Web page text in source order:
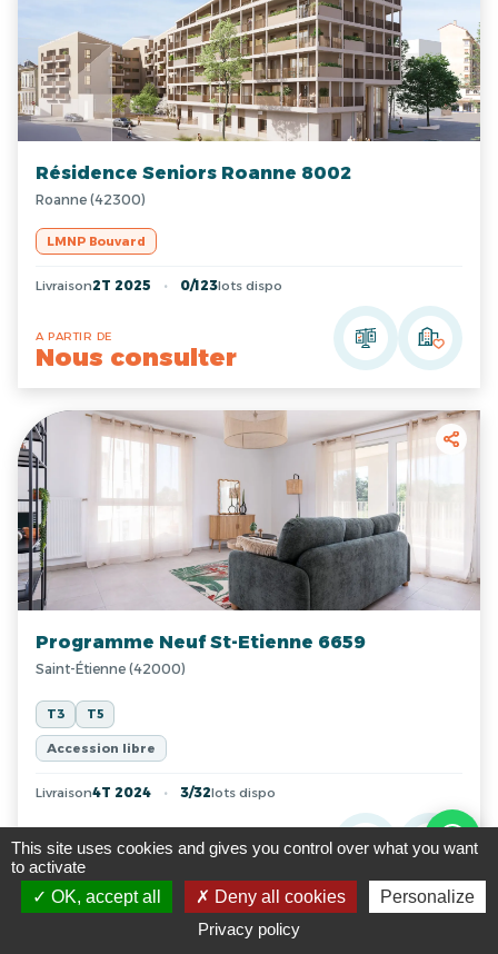
Résidence Seniors Roanne 8002
Roanne (42300)
LMNP Bouvard
Livraison2T 2025 0/123lots dispo
A PARTIR DE
Nous consulter
Programme Neuf St-Etienne 6659
Saint-Étienne (42000)
T3 T5
Accession libre
Livraison4T 2024 3/32lots dispo
A PARTIR DE
192 114 €
This site uses cookies and gives you control over what you want
to activate
OK, accept all
Deny all cookies
Personalize
Privacy policy